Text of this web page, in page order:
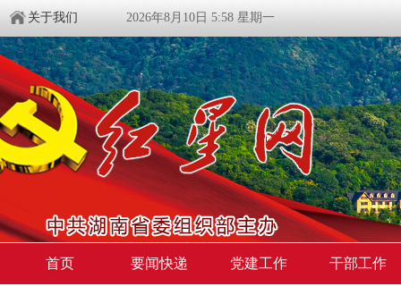
关于我们 2026年8月10日 5:58 星期一
首页 要闻快递 党建工作 干部工作